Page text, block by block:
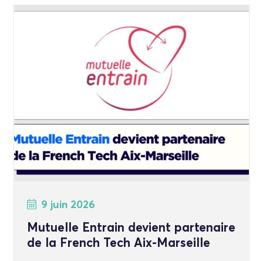
9 juin 2026
Mutuelle Entrain devient partenaire
de la French Tech Aix-Marseille